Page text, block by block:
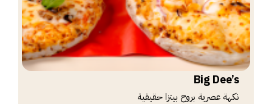
Big Dee’s
نكهة عصرية بروح بيتزا حقيقية